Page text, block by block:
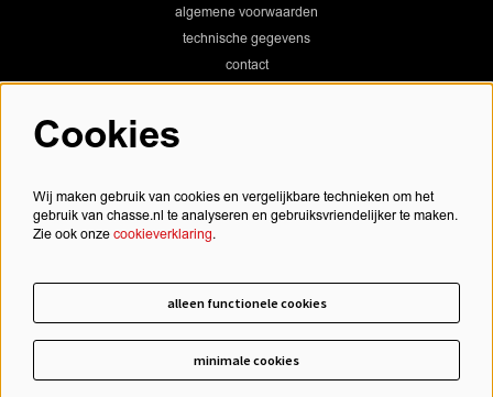
algemene voorwaarden
technische gegevens
contact
Cookies
Wij maken gebruik van cookies en vergelijkbare technieken om het
gebruik van chasse.nl te analyseren en gebruiksvriendelijker te maken.
Zie ook onze cookieverklaring.
alleen functionele cookies
minimale cookies